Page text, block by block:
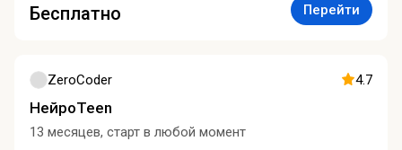
Бесплатно Перейти
ZeroCoder 4.7
НейроTeen
13 месяцев, старт в любой момент